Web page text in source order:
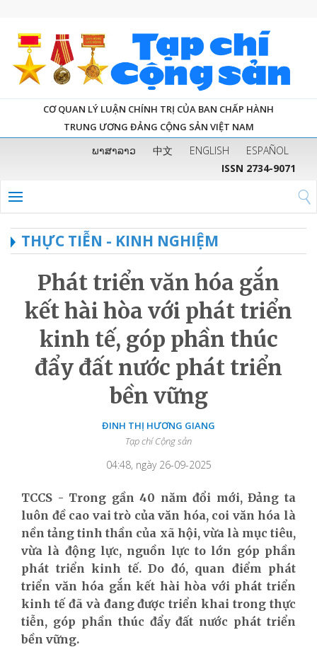
CƠ QUAN LÝ LUẬN CHÍNH TRỊ CỦA BAN CHẤP HÀNH
TRUNG ƯƠNG ĐẢNG CỘNG SẢN VIỆT NAM
ພາສາລາວ 中文 ENGLISH
ESPAÑOL
ISSN 2734-9071
THỰC TIỄN - KINH NGHIỆM
Phát triển văn hóa gắn
kết hài hòa với phát triển
kinh tế, góp phần thúc
đẩy đất nước phát triển
bền vững
ĐINH THỊ HƯƠNG GIANG
Tạp chí Cộng sản
04:48, ngày 26-09-2025
TCCS - Trong gần 40 năm đổi mới, Đảng ta
luôn đề cao vai trò của văn hóa, coi văn hóa là
nền tảng tinh thần của xã hội, vừa là mục tiêu,
vừa là động lực, nguồn lực to lớn góp phần
phát triển kinh tế. Do đó, quan điểm phát
triển văn hóa gắn kết hài hòa với phát triển
kinh tế đã và đang được triển khai trong thực
tiễn, góp phần thúc đẩy đất nước phát triển
bền vững.